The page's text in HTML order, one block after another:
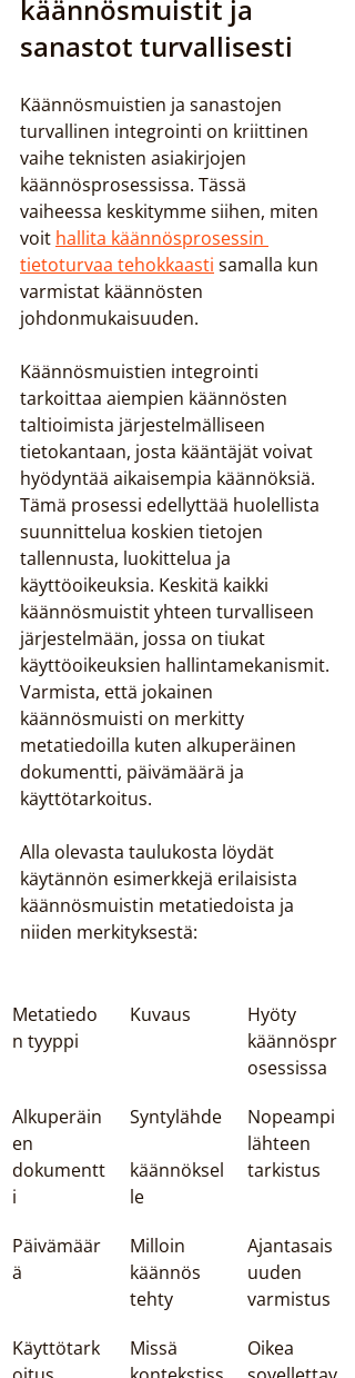
käännösmuistit ja
sanastot turvallisesti
Käännösmuistien ja sanastojen
turvallinen integrointi on kriittinen
vaihe teknisten asiakirjojen
käännösprosessissa. Tässä
vaiheessa keskitymme siihen, miten
voit hallita käännösprosessin
tietoturvaa tehokkaasti samalla kun
varmistat käännösten
johdonmukaisuuden.
Käännösmuistien integrointi
tarkoittaa aiempien käännösten
taltioimista järjestelmälliseen
tietokantaan, josta kääntäjät voivat
hyödyntää aikaisempia käännöksiä.
Tämä prosessi edellyttää huolellista
suunnittelua koskien tietojen
tallennusta, luokittelua ja
käyttöoikeuksia. Keskitä kaikki
käännösmuistit yhteen turvalliseen
järjestelmään, jossa on tiukat
käyttöoikeuksien hallintamekanismit.
Varmista, että jokainen
käännösmuisti on merkitty
metatiedoilla kuten alkuperäinen
dokumentti, päivämäärä ja
käyttötarkoitus.
Alla olevasta taulukosta löydät
käytännön esimerkkejä erilaisista
käännösmuistin metatiedoista ja
niiden merkityksestä:
Metatiedo
n tyyppi
Kuvaus
Hyöty
käännöspr
osessissa
Alkuperäin
en
dokumentt
i
Syntylähde
käännöksel
le
Nopeampi
lähteen
tarkistus
Päivämäär
ä
Milloin
käännös
tehty
Ajantasais
uuden
varmistus
Käyttötark
Missä
Oikea